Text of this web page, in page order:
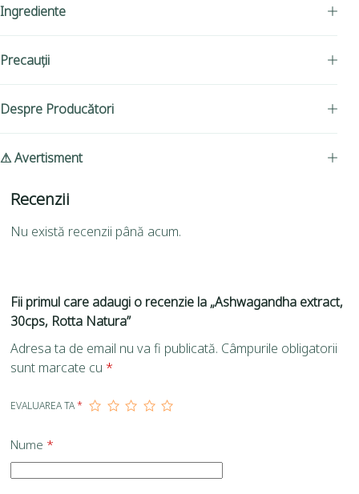
Ingrediente
Precauții
Despre Producători
⚠ Avertisment
Recenzii
Nu există recenzii până acum.
Fii primul care adaugi o recenzie la „Ashwagandha extract,
30cps, Rotta Natura”
Adresa ta de email nu va fi publicată. Câmpurile obligatorii
sunt marcate cu *
EVALUAREA TA*
Nume *